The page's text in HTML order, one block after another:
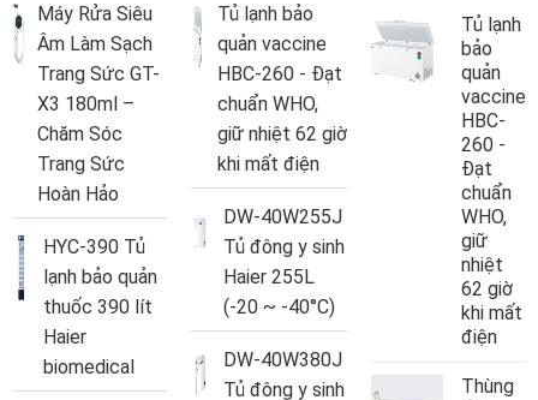
Máy Rửa Siêu
Âm Làm Sạch
Trang Sức GT-
X3 180ml –
Chăm Sóc
Trang Sức
Hoàn Hảo
HYC-390 Tủ
lạnh bảo quản
thuốc 390 lít
Haier
biomedical
Tủ lạnh bảo
quản vaccine
HBC-260 - Đạt
chuẩn WHO,
giữ nhiệt 62 giờ
khi mất điện
DW-40W255J
Tủ đông y sinh
Haier 255L
(-20 ~ -40°C)
DW-40W380J
Tủ đông y sinh
Tủ lạnh
bảo
quản
vaccine
HBC-
260 -
Đạt
chuẩn
WHO,
giữ
nhiệt
62 giờ
khi mất
điện
Thùng